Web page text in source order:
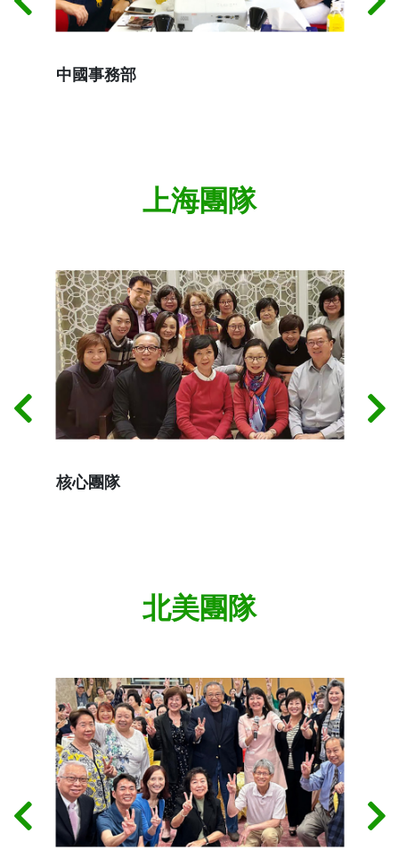
中國事務部
上海團隊
核心團隊
北美團隊